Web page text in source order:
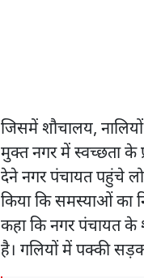
जिसमें शौचालय,
मुक्त नगर में स्वच्छता के
देने नगर पंचायत पहुंचे
किया कि समस्याओं का
कहा कि नगर पंचायत के
है। गलियों में पक्की